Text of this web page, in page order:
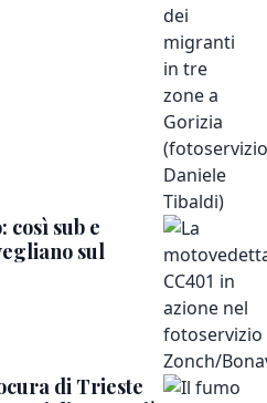
così sub e
sul
di Trieste